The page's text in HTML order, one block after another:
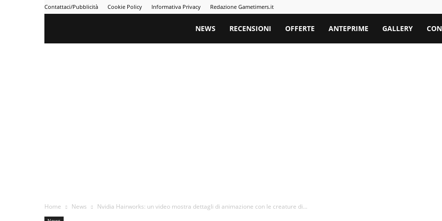
Contattaci/Pubblicità Cookie Policy Informativa Privacy Redazione Gametimers.it
Gametimers
NEWS RECENSIONI OFFERTE ANTEPRIME GALLERY
Home News Nvidia Hairworks: un video mostra dettagli di animazione con le creature di...